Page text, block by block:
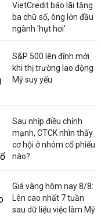
VietCredit báo lãi tăng
ba chữ số, ông lớn đầu
ngành 'hụt hơi'
S&P 500 lên đỉnh mới
khi thị trường lao động
Mỹ suy yếu
Sau nhịp điều chỉnh
mạnh, CTCK nhìn thấy
cơ hội ở nhóm cổ phiếu
nào?
Giá vàng hôm nay 8/8:
Lên cao nhất 7 tuần
sau dữ liệu việc làm Mỹ